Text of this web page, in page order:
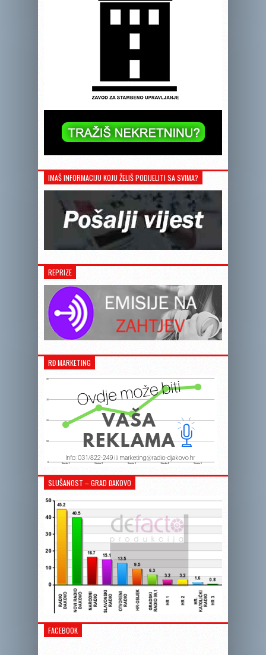
IMAŠ INFORMACIJU KOJU ŽELIŠ PODIJELITI SA SVIMA?
REPRIZE
RĐ MARKETING
SLUŠANOST – GRAD ĐAKOVO
FACEBOOK